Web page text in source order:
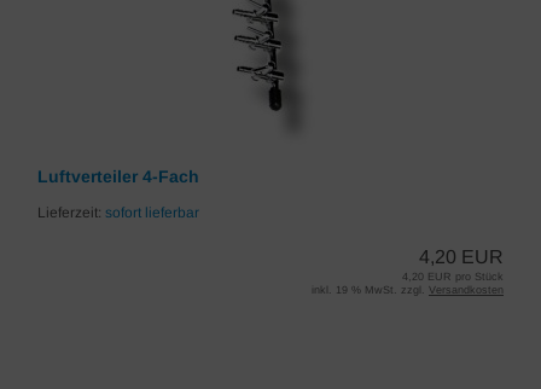
Luftverteiler 4-Fach
Lieferzeit: sofort lieferbar
4,20 EUR
4,20 EUR pro Stück
inkl. 19 % MwSt. zzgl. Versandkosten